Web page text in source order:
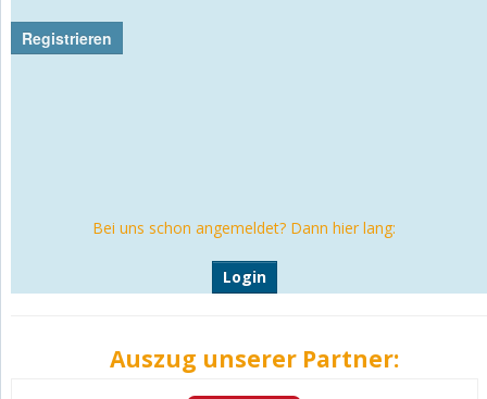
Bei uns schon angemeldet? Dann hier lang:
Login
Auszug unserer Partner: